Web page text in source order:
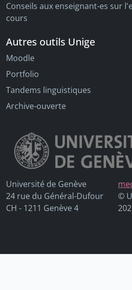
Conseils aux enseignant-es sur
cours
Autres outils Unige
Moodle
Portfolio
Tandems linguistiques
Archive-ouverte
Université de Genève
24 rue du Général-Dufour
CH - 1211 Genève 4
©